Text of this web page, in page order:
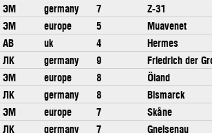
ЭМ
germany 7 Z-31
ЭМ
europe 5 Muavenet
АВ
uk 4 Hermes
ЛК
germany 9 Friedrich der
ЭМ
europe 8 Öland
ЛК
germany 8 Bismarck
ЭМ
europe 7 Skåne
ЛК
germany 7 Gneisenau